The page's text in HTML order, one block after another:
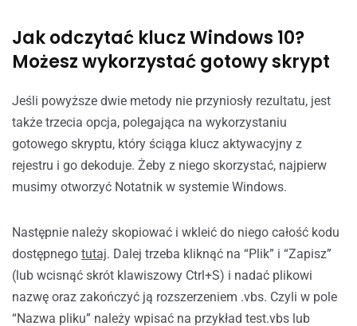
Jak odczytać klucz Windows 10?
Możesz wykorzystać gotowy skrypt
Jeśli powyższe dwie metody nie przyniosły rezultatu, jest
także trzecia opcja, polegająca na wykorzystaniu
gotowego skryptu, który ściąga klucz aktywacyjny z
rejestru i go dekoduje. Żeby z niego skorzystać, najpierw
musimy otworzyć Notatnik w systemie Windows.
Następnie należy skopiować i wkleić do niego całość kodu
dostępnego tutaj. Dalej trzeba kliknąć na “Plik” i “Zapisz”
(lub wcisnąć skrót klawiszowy Ctrl+S) i nadać plikowi
nazwę oraz zakończyć ją rozszerzeniem .vbs. Czyli w pole
“Nazwa pliku” należy wpisać na przykład test.vbs lub